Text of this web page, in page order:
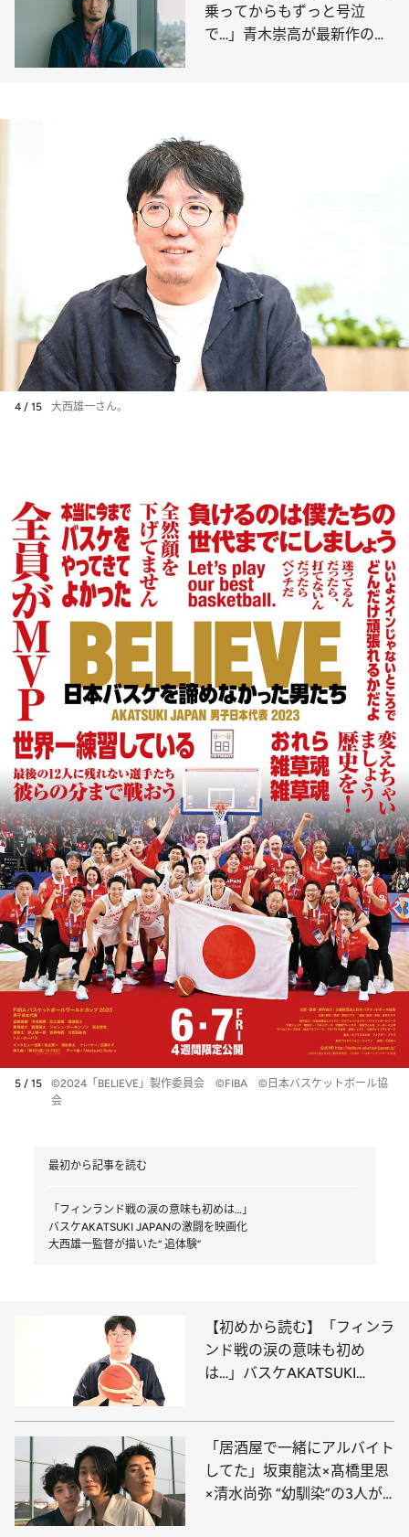
乗ってからもずっと号泣
で…」青木崇高が最新作の撮
4 / 15 大西雄一さん。
5 / 15
©2024「BELIEVE」製作委員会 ©FIBA ©日本バスケットボール協
会
最初から記事を読む
「フィンランド戦の涙の意味も初めは…」
バスケAKATSUKI JAPANの激闘を映画化
大西雄一監督が描いた“ 追体験”
【初めから読む】「フィンラ
ンド戦の涙の意味も初め
は…」バスケAKATSUKI
雄一監督が描いた“ 追体験”
「居酒屋で一緒にアルバイト
してた」坂東龍汰×髙橋里恩
×清水尚弥 “幼馴染”の3人が